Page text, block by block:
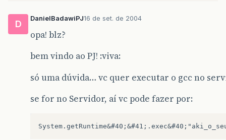
D
DanielBadawiPJ16 de set. de 2004
opa! blz?
bem vindo ao PJ! :viva:
só uma dúvida… vc quer executar o gcc no
se for no Servidor, aí vc pode fazer por: